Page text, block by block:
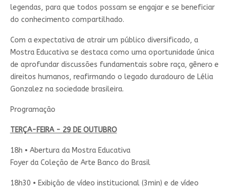
legendas, para que todos possam se engajar e se beneficiar
do conhecimento compartilhado.
Com a expectativa de atrair um público diversificado, a
Mostra Educativa se destaca como uma oportunidade única
de aprofundar discussões fundamentais sobre raça, gênero e
direitos humanos, reafirmando o legado duradouro de Lélia
Gonzalez na sociedade brasileira.
Programação
TERÇA-FEIRA - 29 DE OUTUBRO
18h • Abertura da Mostra Educativa
Foyer da Coleção de Arte Banco do Brasil
18h30 • Exibição de vídeo institucional (3min) e de vídeo